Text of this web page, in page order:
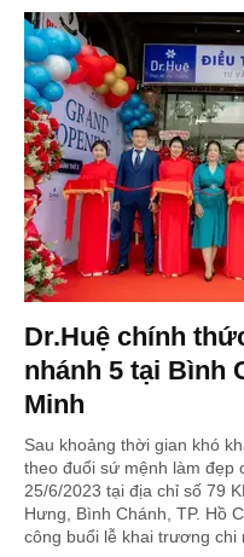
Dr.Huệ chính
nhánh 5 tại Bình
Minh
Sau khoảng thời gian khó
theo đuổi sứ mệnh làm đẹp
25/6/2023 tại địa chỉ số 79
Hưng, Bình Chánh, TP. Hồ
công buổi lễ khai trương chi